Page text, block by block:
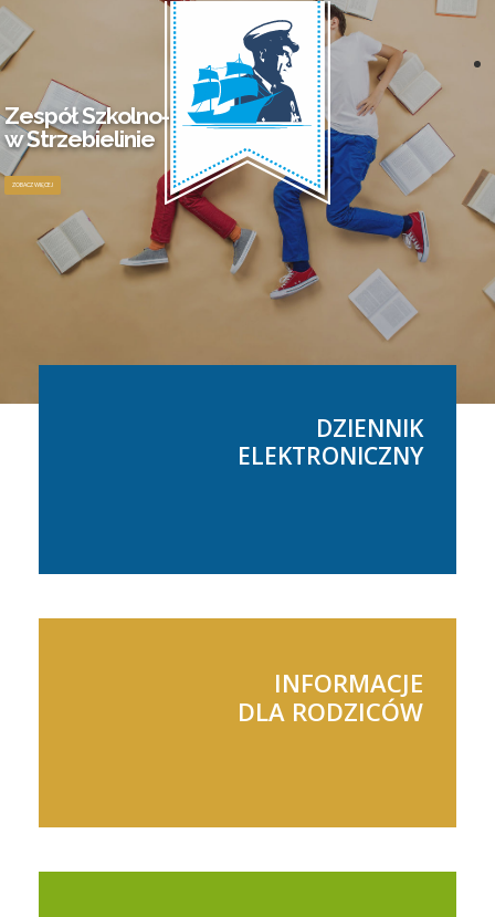
ZOBACZ WIĘCEJ
Zespół Szkolno-Przedszkolny
w Strzebielinie
DZIENNIK
ELEKTRONICZNY
INFORMACJE
DLA RODZICÓW